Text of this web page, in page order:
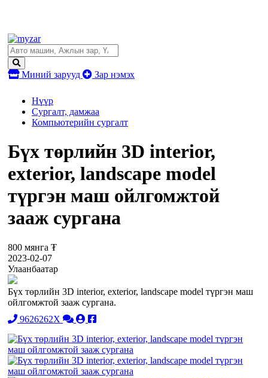
Миний зарууд Зар нэмэх
Нүүр
Сургалт, дамжаа
Компьютерийн сургалт
Бүх төрлийн 3D interior,
exterior, landscape model
түргэн маш ойлгомжтой
зааж сургана
800 мянга ₮
2023-02-07
Улаанбаатар
Бүх төрлийн 3D interior, exterior, landscape model түргэн маш
ойлгомжтой зааж сургана.
9626262X